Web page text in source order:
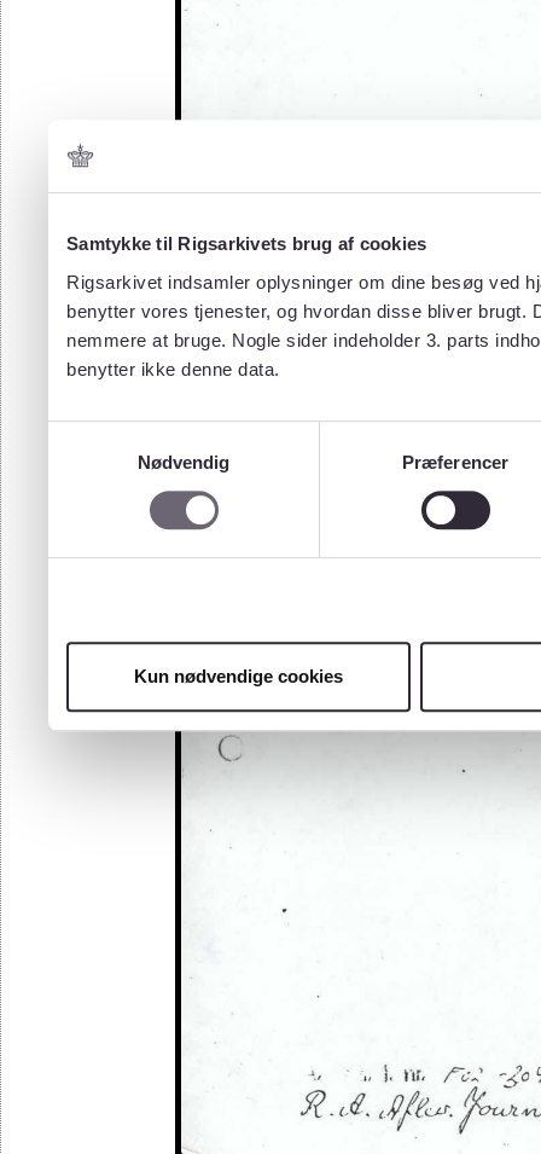
Samtykke til Rigsarkivets brug af cookies
Rigsarkivet indsamler oplysninger om dine besøg ved
benytter vores tjenester, og hvordan disse bliver
nemmere at bruge. Nogle sider indeholder 3. parts
benytter ikke denne data.
Nødvendig
Præferencer
Kun nødvendige cookies